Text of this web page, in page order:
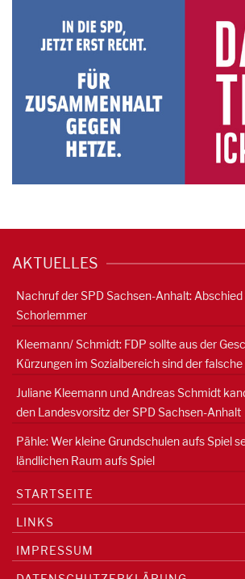
AKTUELLES
Nachruf der SPD Sachsen-Anhalt:
Schorlemmer
Kleemann/ Schmidt: FDP sollte aus der
Kürzungen im Sozialbereich sind der
Juliane Kleemann und Andreas Schmidt
den Landesvorsitz der SPD Sachsen-Anhalt
Pähle: Wer kleine Grundschulen aufs Spiel
ländlichen Raum aufs Spiel
STARTSEITE
LINKS
IMPRESSUM